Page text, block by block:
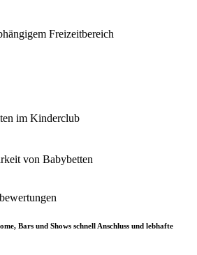
Freizeitbereich
im Kinderclub
von Babybetten
Bars und Shows schnell Anschluss und lebhafte